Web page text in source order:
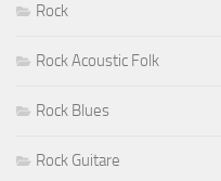
Rock
Rock Acoustic Folk
Rock Blues
Rock Guitare